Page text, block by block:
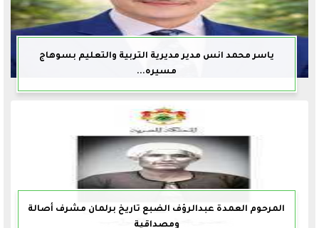
ياسر محمد انس مدير مديرية التربية والتعليم بسوهاج
مسيره...
المرحوم العمدة عبدالرؤف الضبع تاريخ برلمان مشرف أصالة
ومصداقية